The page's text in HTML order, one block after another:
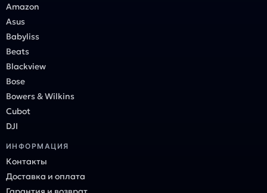
Amazon
Asus
Babyliss
Beats
Blackview
Bose
Bowers & Wilkins
Cubot
DJI
ИНФОРМАЦИЯ
Контакты
Доставка и оплата